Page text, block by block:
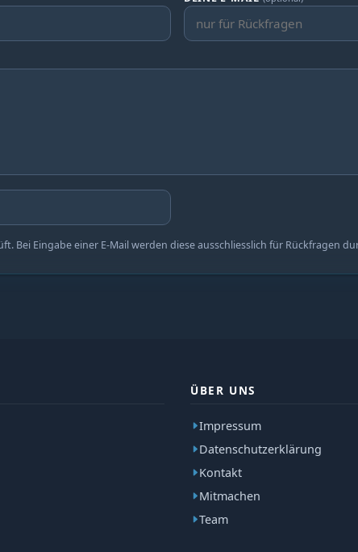
Bei Eingabe einer E-Mail werden diese ausschliesslich für Rückfragen
ÜBER UNS
Impressum
Datenschutzerklärung
Kontakt
Mitmachen
Team